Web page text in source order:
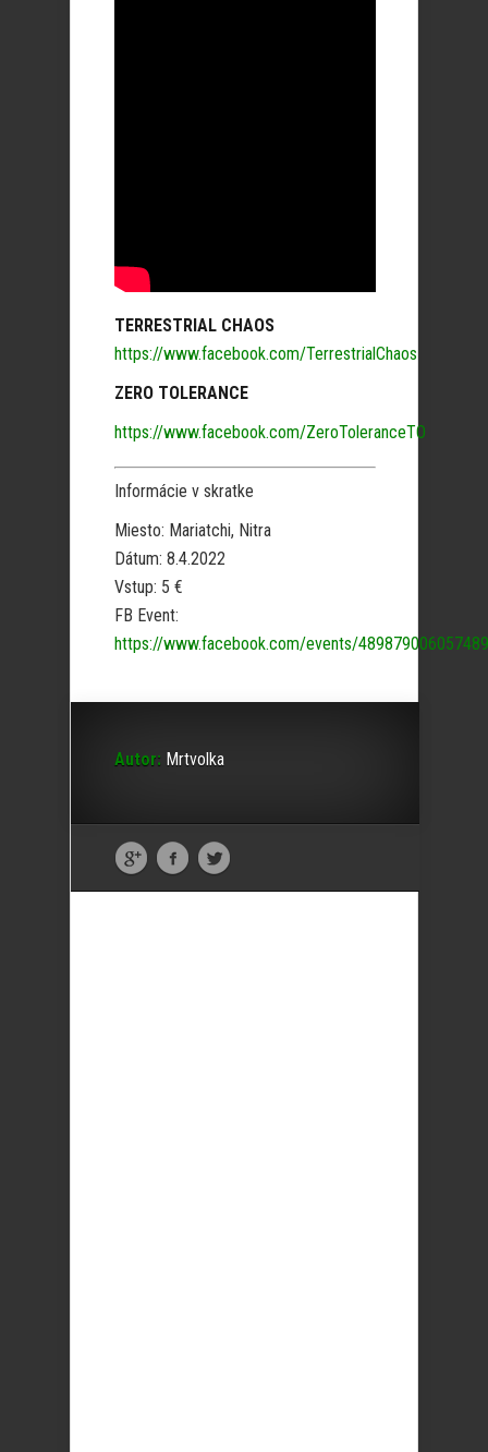
TERRESTRIAL CHAOS
https://www.facebook.com/TerrestrialChaos
ZERO TOLERANCE
https://www.facebook.com/ZeroToleranceTO
Informácie v skratke
Miesto: Mariatchi, Nitra
Dátum: 8.4.2022
Vstup: 5 €
FB Event:
https://www.facebook.com/events/
Autor: Mrtvolka